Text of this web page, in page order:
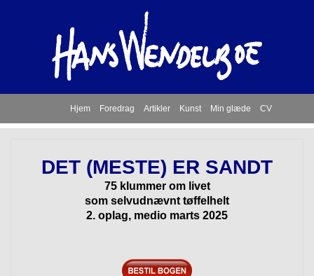
Hjem Foredrag Artikler Kunst Min glæde CV
DET (MESTE) ER SANDT
75 klummer om livet
som selvudnævnt tøffelhelt
2. oplag, medio marts 2025